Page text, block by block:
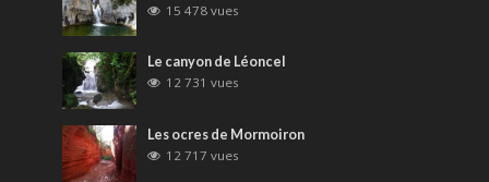
15 478 vues
Le canyon de Léoncel
12 731 vues
Les ocres de Mormoiron
12 717 vues